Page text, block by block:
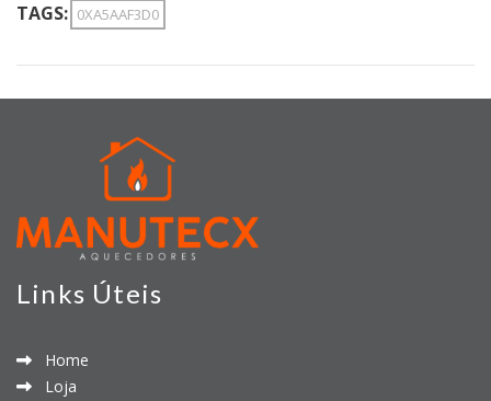
TAGS: 0XA5AAF3D0
Links Úteis
Home
Loja